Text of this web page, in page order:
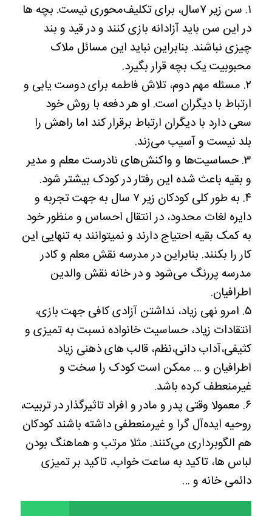
۱. سن زیر ۷سال، برای تکلیف‌محوری نیست. بچه ها
در این سن باید آزادانه بازی کنند و در قید و بند
چیزی نباشند. بنابراین نباید این مسائل ملاک
محبوبیت یک بچه قرار بگیرد.
۲. مسئله مهم دوم، تلاش فاطمه برای دوست یابی و
ارتباط با دیگران است. او هر دفعه با روش خود
سعی دارد با دیگران ارتباط برقرار کند اما راهش را
بلد نیست و آسیب می‌زند.
۳. حساسیت‌ها و واکنش‌های نادرست معلم و مدیر
و بقیه باعث شده این رفتار در کودک بیشتر شود.
۴. به طور کلی کودکان زیر ۷ سال به جهت تجربه و
دایره لغات محدود، در انتقال احساس و منظور خود
به کمک بقیه احتیاج دارند و نمیتوانند به تنهایی این
کار را بکنند. بنابراین در مدرسه نقش معلم و کادر
مدرسه پررنگ می‌شود و در خانه نقش والدین
اطرافیان.
۵. امرو نهی زیاد، نداشتن آزادی کافی جهت بازی،
انتقادات زیاد، حساسیت خانواده نسبت به تمیزی و
کثیفی،آداب دانی،نظم، قالب های ذهنی زیاد
اطرافیان و … ممکن است کودک را سخت و
غیرمنعطف کرده باشد.
۶. معمولا وقتی پدر و مادر و افراد تاثیرگذار در تربیت،
روحیه ایده‌آل گرا و غیرمنعطفی داشته باشند کودکان
هم الگوبرداری می‌کنند. مثلا مرتب و هماهنگ بودن
لباس ها، تاکید به ساعت خواب، تاکید بر تمیزی
دائمی خانه و …